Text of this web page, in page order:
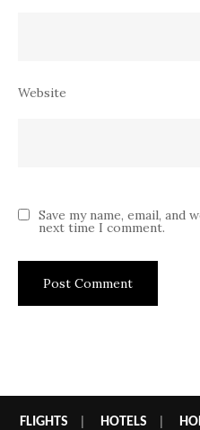
Website
Save my name, email,
next time I comment.
FLIGHTS HOTELS